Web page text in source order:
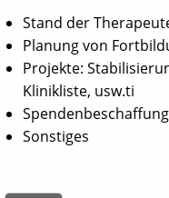
Stand der
Planung von
Projekte:
Klinikliste, usw.ti
Sonstiges